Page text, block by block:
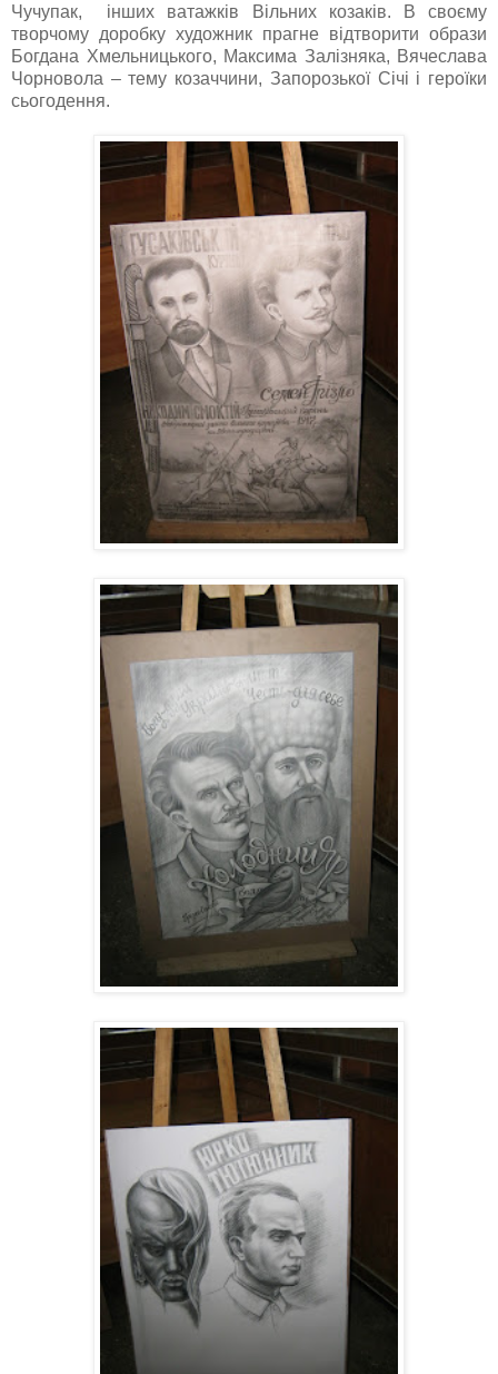
Чучупак, інших ватажків Вільних козаків. В своєму
творчому доробку художник прагне відтворити образи
Богдана Хмельницького, Максима Залізняка, Вячеслава
Чорновола – тему козаччини, Запорозької Січі і героїки
сьогодення.